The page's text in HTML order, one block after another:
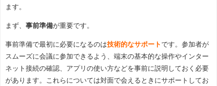
ます。
まず、 事前準備が重要です。
事前準備で最初に必要になるのは技術的なサポート です。参加者が
スムーズに会議に参加できるよう、端末の基本的な操作やインター
ネット接続の確認、アプリの使い方などを事前に説明しておく必要
があります。これらについては対面で会えるときにサポートしてお